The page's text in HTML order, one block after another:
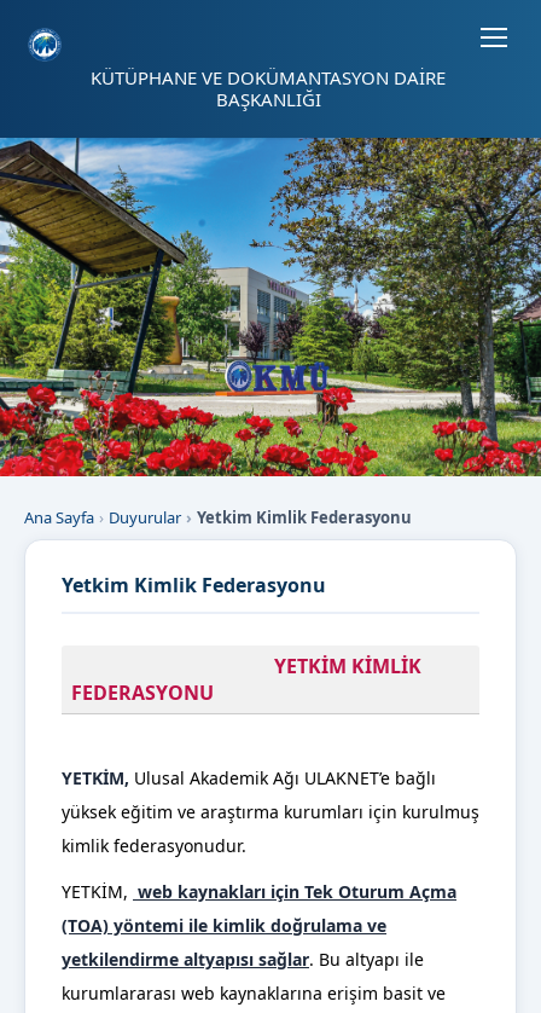
KÜTÜPHANE VE DOKÜMANTASYON DAİRE
BAŞKANLIĞI
Ana Sayfa Duyurular Yetkim Kimlik Federasyonu
Yetkim Kimlik Federasyonu
YETKİM KİMLİK
FEDERASYONU
YETKİM, Ulusal Akademik Ağı ULAKNET’e bağlı
yüksek eğitim ve araştırma kurumları için kurulmuş
kimlik federasyonudur.
YETKİM, web kaynakları için Tek Oturum Açma
(TOA) yöntemi ile kimlik doğrulama ve
yetkilendirme altyapısı sağlar. Bu altyapı ile
kurumlararası web kaynaklarına erişim basit ve